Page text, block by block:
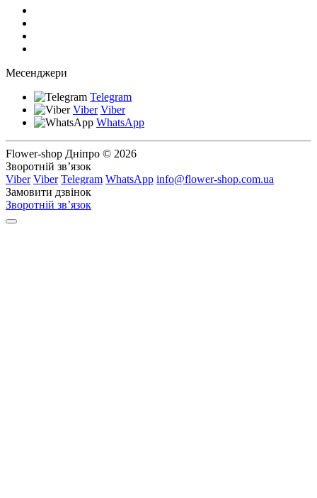
Месенджери
Telegram
Viber Viber
WhatsApp
Flower-shop Дніпро © 2026
Зворотній зв’язок
Viber Viber Telegram WhatsApp info@flower-shop.com.ua
Замовити дзвінок
Зворотній зв’язок